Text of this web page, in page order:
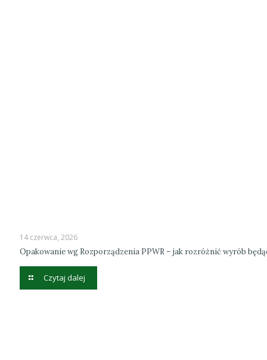
14 czerwca, 2026
Opakowanie wg Rozporządzenia PPWR – jak rozróżnić wyrób
Czytaj dalej